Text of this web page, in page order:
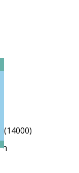
(14000)